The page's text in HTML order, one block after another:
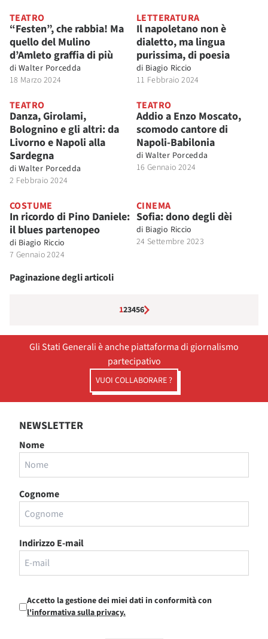
TEATRO
“Festen”, che rabbia! Ma
quello del Mulino
d’Amleto graffia di più
di Walter Porcedda
18 Marzo 2024
LETTERATURA
Il napoletano non è
dialetto, ma lingua
purissima, di poesia
di Biagio Riccio
11 Febbraio 2024
TEATRO
Danza, Girolami,
Bolognino e gli altri: da
Livorno e Napoli alla
Sardegna
di Walter Porcedda
2 Febbraio 2024
TEATRO
Addio a Enzo Moscato,
scomodo cantore di
Napoli-Babilonia
di Walter Porcedda
16 Gennaio 2024
COSTUME
In ricordo di Pino Daniele:
il blues partenopeo
di Biagio Riccio
7 Gennaio 2024
CINEMA
Sofia: dono degli dèi
di Biagio Riccio
24 Settembre 2023
Paginazione degli articoli
123456
Gli Stati Generali è anche piattaforma di giornalismo
partecipativo
VUOI COLLABORARE ?
NEWSLETTER
Nome
Cognome
Indirizzo E-mail
Accetto la gestione dei miei dati in conformità con
l'informativa sulla privacy.